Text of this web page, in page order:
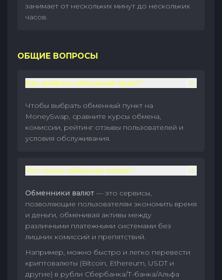
занимает от нескольких минут до нескольких
часов.
ОБЩИЕ ВОПРОСЫ
Как выбрать обменный пункт?
Чтобы выбрать обменный пункт на
MoneySwap, сравните курсы обмена,
комиссии, рейтинг отзывы пользователей и
условия обслуживания.
Что такое обменник валют?
Обменники валют — это сервисы,
позволяющие пользователям экономить время
и деньги, обменивая активы между
различными платежными системами без
лишних комиссий и препятствий.
Например, можно быстро и легко перевести
криптовалюты (Bitcoin, Ethereum, USDT и
другие) в рубли Сбербанка/Т-банка/Альфа